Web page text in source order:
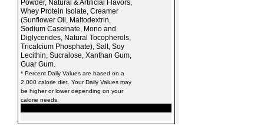
Powder, Natural & Artificial Flavors,
Whey Protein Isolate, Creamer
(Sunflower Oil, Maltodextrin,
Sodium Caseinate, Mono and
Diglycerides, Natural Tocopherols,
Tricalcium Phosphate), Salt, Soy
Lecithin, Sucralose, Xanthan Gum,
Guar Gum.
* Percent Daily Values are based on a
2,000 calorie diet. Your Daily Values may
be higher or lower depending on your
calorie needs.